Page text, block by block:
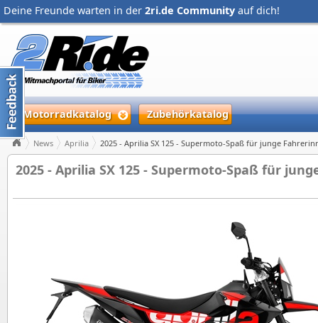
Deine Freunde warten in der 2ri.de Community auf dich!
Motorradkatalog Zubehörkatalog
News Aprilia 2025 - Aprilia SX 125 - Supermoto-Spaß für junge
2025 - Aprilia SX 125 - Supermoto-Spaß für